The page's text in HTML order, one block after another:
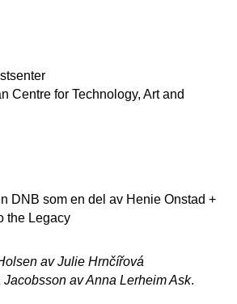
Centre for Technology, Art and
DNB som en del av Henie Onstad +
the Legacy
av Julie Hrnčířová
Jacobsson av Anna Lerheim Ask.